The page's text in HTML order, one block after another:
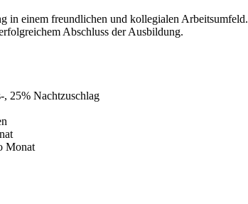
in einem freundlichen und kollegialen Arbeitsumfeld.
Abschluss der Ausbildung.
, 25% Nachtzuschlag
Monat